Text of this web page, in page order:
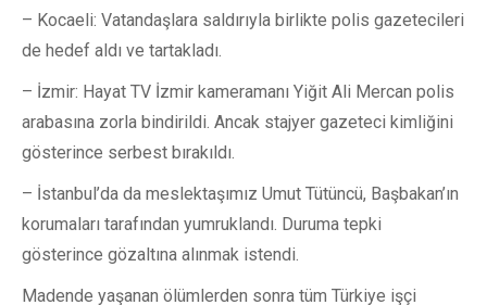
– Kocaeli: Vatandaşlara saldırıyla birlikte polis gazetecileri
de hedef aldı ve tartakladı.
– İzmir: Hayat TV İzmir kameramanı Yiğit Ali Mercan polis
arabasına zorla bindirildi. Ancak stajyer gazeteci kimliğini
gösterince serbest bırakıldı.
– İstanbul’da da meslektaşımız Umut Tütüncü, Başbakan’ın
korumaları tarafından yumruklandı. Duruma tepki
gösterince gözaltına alınmak istendi.
Madende yaşanan ölümlerden sonra tüm Türkiye işçi